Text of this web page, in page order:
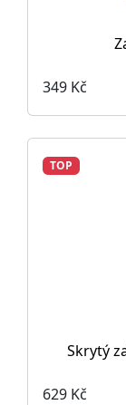
349 Kč
TOP
Skrytý
629 Kč